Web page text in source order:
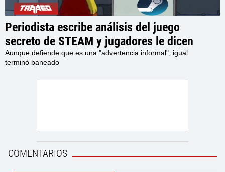
Periodista escribe análisis del juego
secreto de STEAM y jugadores le dicen
que lo borre porque está prohibido, pero
no hace caso y es baneado
Aunque defiende que es una "advertencia informal", igual
terminó baneado
COMENTARIOS